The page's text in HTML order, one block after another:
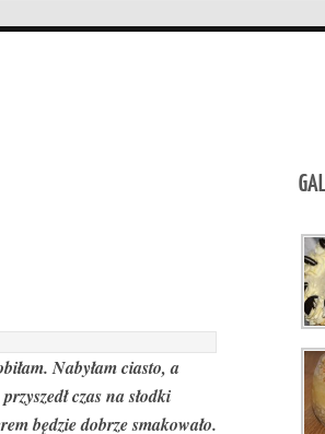
Nabyłam ciasto, a
czas na słodki
będzie dobrze smakowało.